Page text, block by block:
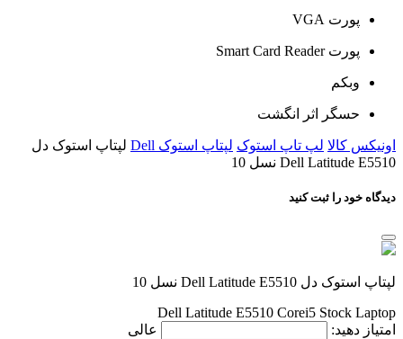
پورت VGA
پورت Smart Card Reader
وبکم
حسگر اثر انگشت
اونیکس کالا لپ تاپ استوک لپتاپ استوک Dell
لپتاپ استوک دل
Dell Latitude E5510 نسل 10
دیدگاه خود را ثبت کنید
لپتاپ استوک دل Dell Latitude E5510 نسل 10
Dell Latitude E5510 Corei5 Stock Laptop
امتیاز دهید:
عالی